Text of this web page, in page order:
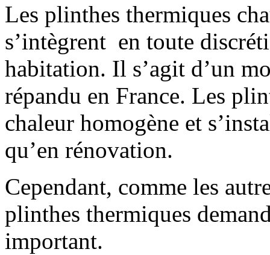
Les plinthes thermiques
s’intègrent en toute
habitation. Il s’agit d’un
répandu en France. Les
chaleur homogène et
qu’en rénovation.
Cependant, comme les
plinthes thermiques
important.